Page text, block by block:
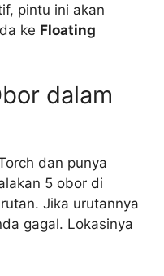
pintu ini akan
ke Floating
dalam
dan punya
5 obor di
Jika urutannya
gagal. Lokasinya